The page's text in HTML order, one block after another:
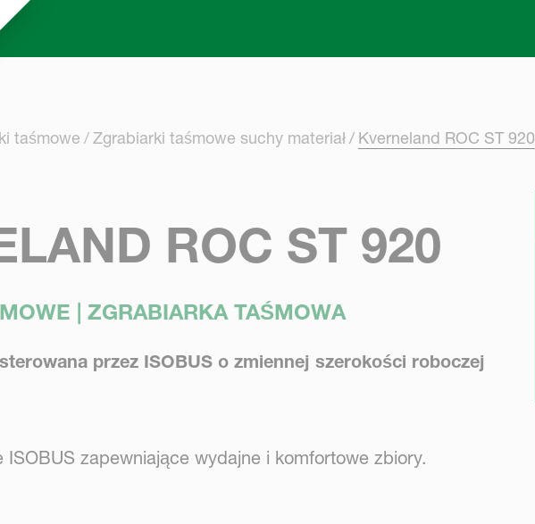
taśmowe Zgrabiarki taśmowe suchy materiał Kverneland ROC ST 920
ROC ST 920
| ZGRABIARKA TAŚMOWA
przez ISOBUS o zmiennej szerokości roboczej
ISOBUS zapewniające wydajne i komfortowe zbiory.